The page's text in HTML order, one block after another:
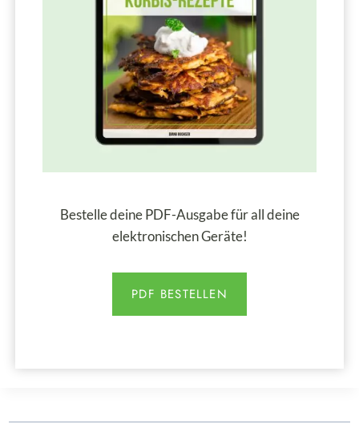
Bestelle deine PDF-Ausgabe für all deine
elektronischen Geräte!
PDF BESTELLEN